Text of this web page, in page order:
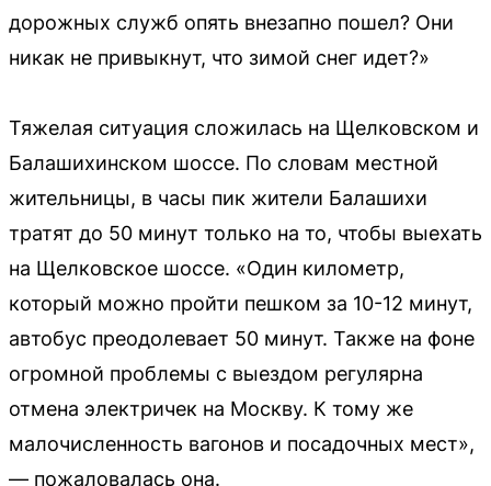
дорожных служб опять внезапно пошел? Они
никак не привыкнут, что зимой снег идет?»
Тяжелая ситуация сложилась на Щелковском и
Балашихинском шоссе. По словам местной
жительницы, в часы пик жители Балашихи
тратят до 50 минут только на то, чтобы выехать
на Щелковское шоссе. «Один километр,
который можно пройти пешком за 10-12 минут,
автобус преодолевает 50 минут. Также на фоне
огромной проблемы с выездом регулярна
отмена электричек на Москву. К тому же
малочисленность вагонов и посадочных мест»,
— пожаловалась она.